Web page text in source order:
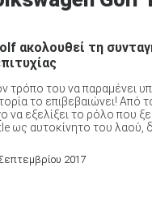
ακολουθεί τη
τρόπο του να παραμένει
το επιβεβαιώνει! Από
να εξελίξει το ρόλο που
ως αυτοκίνητο του λαού,
2017